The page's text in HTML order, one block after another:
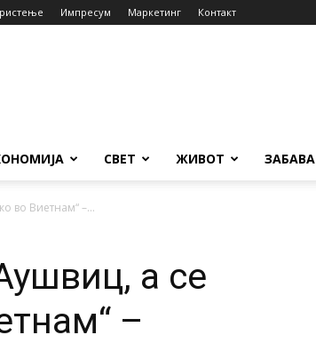
Импресум Маркетинг Контакт
СВЕТ ЖИВОТ ЗАБАВА
во Виетнам“ –...
а се
–